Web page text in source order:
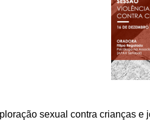
sexual contra crianças